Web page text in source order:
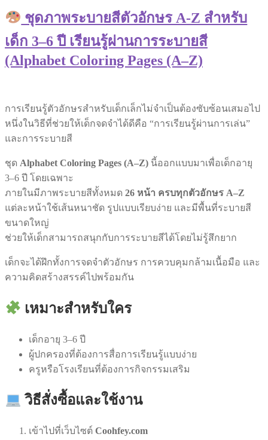
ชุดภาพระบายสีตัวอักษร A-Z สำหรับ
เด็ก 3–6 ปี เรียนรู้ผ่านการระบายสี
(Alphabet Coloring Pages (A–Z)
การเรียนรู้ตัวอักษรสำหรับเด็กเล็กไม่จำเป็นต้องซับซ้อนเสมอไป
หนึ่งในวิธีที่ช่วยให้เด็กจดจำได้ดีคือ “การเรียนรู้ผ่านการเล่น”
และการระบายสี
ชุด Alphabet Coloring Pages (A–Z) นี้ออกแบบมาเพื่อเด็กอายุ
3–6 ปี โดยเฉพาะ
ภายในมีภาพระบายสีทั้งหมด 26 หน้า ครบทุกตัวอักษร A–Z
แต่ละหน้าใช้เส้นหนาชัด รูปแบบเรียบง่าย และมีพื้นที่ระบายสี
ขนาดใหญ่
ช่วยให้เด็กสามารถสนุกกับการระบายสีได้โดยไม่รู้สึกยาก
เด็กจะได้ฝึกทั้งการจดจำตัวอักษร การควบคุมกล้ามเนื้อมือ และ
ความคิดสร้างสรรค์ไปพร้อมกัน
เหมาะสำหรับใคร
เด็กอายุ 3–6 ปี
ผู้ปกครองที่ต้องการสื่อการเรียนรู้แบบง่าย
ครูหรือโรงเรียนที่ต้องการกิจกรรมเสริม
วิธีสั่งซื้อและใช้งาน
เข้าไปที่เว็บไซต์ Coohfey.com